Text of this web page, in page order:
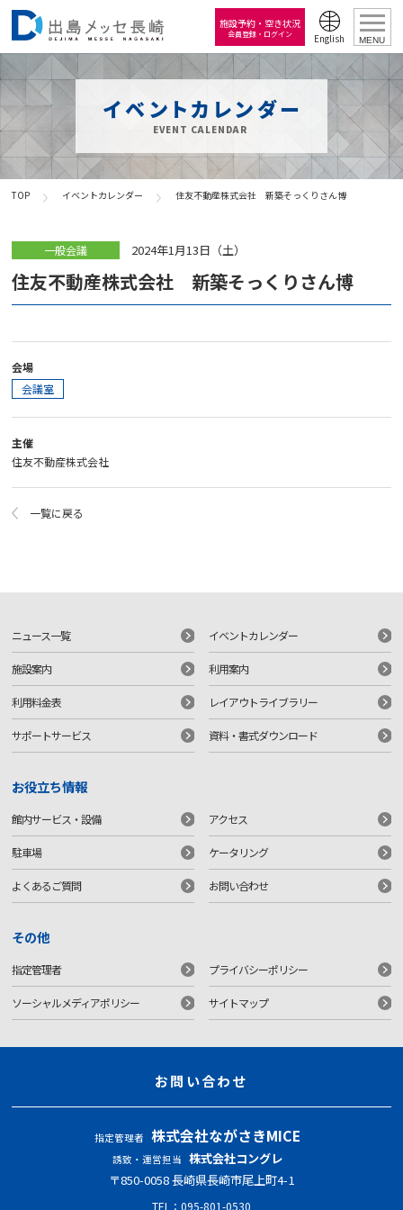
施設予約・空き状況
会員登録・ログイン English MENU
イベントカレンダー
EVENT CALENDAR
TOP イベントカレンダー 住友不動産株式会社 新築そっくりさん博
一般会議 2024年1月13日（土）
住友不動産株式会社 新築そっくりさん博
会場
会議室
主催
住友不動産株式会社
一覧に戻る
ニュース一覧 イベントカレンダー
施設案内 利用案内
利用料金表 レイアウトライブラリー
サポートサービス 資料・書式ダウンロード
お役立ち情報
館内サービス・設備 アクセス
駐車場 ケータリング
よくあるご質問 お問い合わせ
その他
指定管理者 プライバシーポリシー
ソーシャルメディアポリシー サイトマップ
お問い合わせ
指定管理者 株式会社ながさきMICE
誘致・運営担当
株式会社コングレ
〒850-0058 ⻑崎県⻑崎市尾上町4-1
TEL： 095-801-0530